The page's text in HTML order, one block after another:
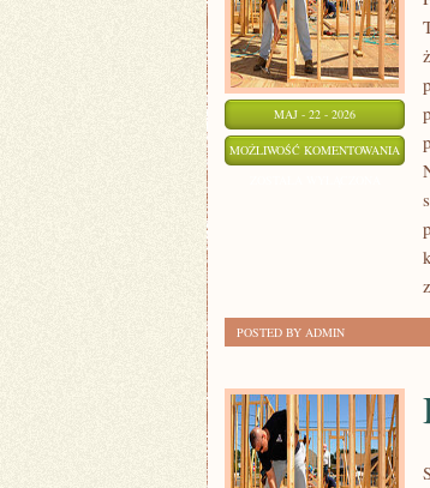
MAJ - 22 - 2026
MOŻLIWOŚĆ KOMENTOWANIA
POSTED BY ADMIN